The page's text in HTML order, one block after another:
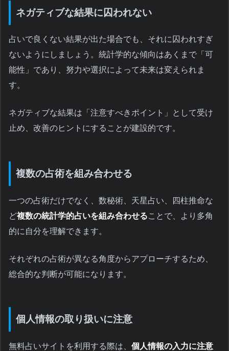
ネガティブな結果に囚われない
占いで良くない結果が出た場合でも、それに囚われすぎ
ないようにしましょう。統計学的な傾向はあくまで「可
能性」であり、努力や選択によって未来は変えられま
す。
ネガティブな結果は「注意すべきポイント」として受け
止め、改善のヒントにすることが建設的です。
複数の占術を組み合わせる
一つの占術だけでなく、数秘術、天星占い、四柱推命な
ど複数の統計学的占いを組み合わせることで、より多角
的に自分を理解できます。
それぞれの占術が異なる角度からアプローチするため、
総合的な判断が可能になります。
個人情報の取り扱いに注意
無料占いサイトを利用する際は、 個人情報の入力に注意